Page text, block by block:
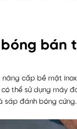
bóng bán
cấp bề mặt
thể sử dụng máy
sáp đánh bóng cứng.